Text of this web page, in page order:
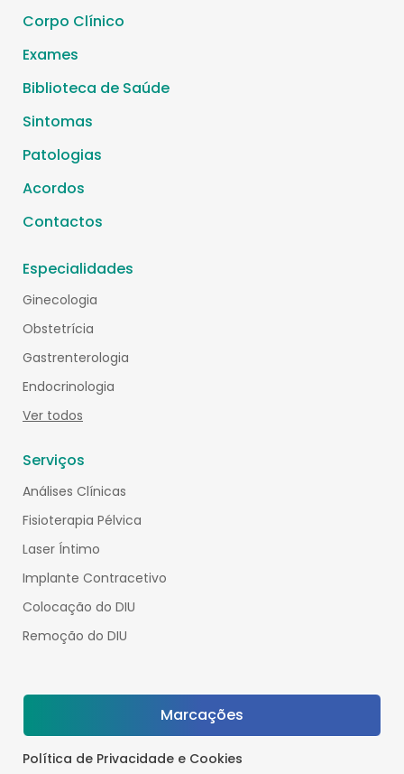
Corpo Clínico
Exames
Biblioteca de Saúde
Sintomas
Patologias
Acordos
Contactos
Especialidades
Ginecologia
Obstetrícia
Gastrenterologia
Endocrinologia
Ver todos
Serviços
Análises Clínicas
Fisioterapia Pélvica
Laser Íntimo
Implante Contracetivo
Colocação do DIU
Remoção do DIU
Marcações
Política de Privacidade e Cookies